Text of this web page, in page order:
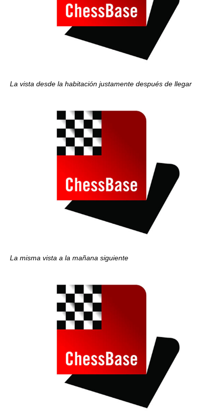
La vista desde la habitación justamente después de llegar
La misma vista a la mañana siguiente